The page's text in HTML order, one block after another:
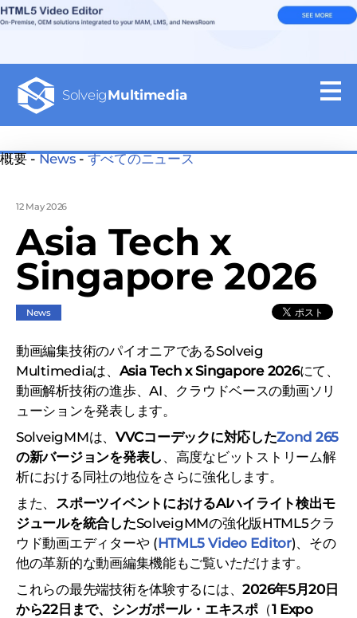
SolveigMultimedia
概要 -News-すべてのニュース
12 May 2026
Asia Tech x
Singapore 2026
News
動画編集技術のパイオニアであるSolveig
Multimediaは、 Asia Tech x Singapore 2026にて、
動画解析技術の進歩、AI、クラウドベースの動画ソリ
ューションを発表します。
SolveigMMは、 VVCコーデックに対応したZond 265
の新バージョンを発表し 、高度なビットストリーム解
析における同社の地位をさらに強化します。
また、 スポーツイベントにおけるAIハイライト検出モ
ジュールを統合したSolveigMMの強化版HTML5クラ
ウド動画エディターや (HTML5 Video Editor)、その
他の革新的な動画編集機能もご覧いただけます。
これらの最先端技術を体験するには、2026年5月20日
から22日まで、シンガポール・エキスポ（1 Expo